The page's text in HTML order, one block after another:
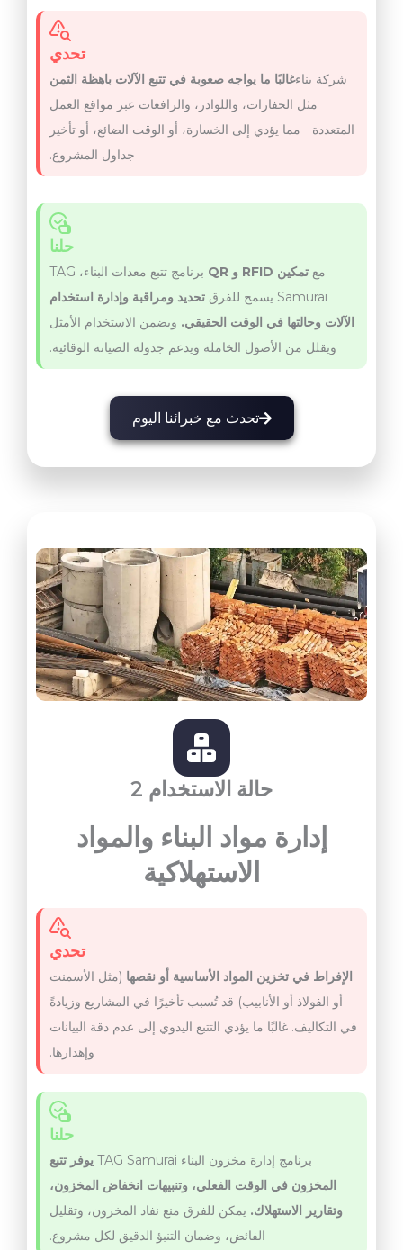
تحدي
شركة بناءغالبًا ما يواجه صعوبة في تتبع الآلات باهظة الثمن
مثل الحفارات، واللوادر، والرافعات عبر مواقع العمل
المتعددة - مما يؤدي إلى الخسارة، أو الوقت الضائع، أو تأخير
جداول المشروع.
حلنا
مع تمكين RFID و QR
برنامج تتبع معدات البناء، TAG
Samurai يسمح للفرق
تحديد ومراقبة وإدارة استخدام
الآلات وحالتها في الوقت الحقيقي.ويضمن الاستخدام الأمثل
ويقلل من الأصول الخاملة ويدعم جدولة الصيانة الوقائية.
تحدث مع خبرائنا اليوم
حالة الاستخدام 2
إدارة مواد البناء والمواد
الاستهلاكية
تحدي
الإفراط في تخزين المواد الأساسية أو نقصها (مثل الأسمنت
أو الفولاذ أو الأنابيب) قد تُسبب تأخيرًا في المشاريع وزيادةً
في التكاليف. غالبًا ما يؤدي التتبع اليدوي إلى عدم دقة البيانات
وإهدارها.
حلنا
برنامج إدارة مخزون البناء TAG Samurai
يوفر تتبع
المخزون في الوقت الفعلي، وتنبيهات انخفاض المخزون،
وتقارير الاستهلاك.يمكن للفرق منع نفاد المخزون، وتقليل
الفائض، وضمان التنبؤ الدقيق لكل مشروع.